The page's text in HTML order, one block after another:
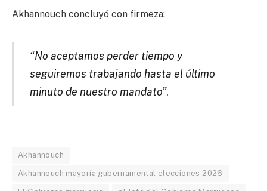
Akhannouch concluyó con firmeza:
“No aceptamos perder tiempo y
seguiremos trabajando hasta el último
minuto de nuestro mandato”.
Akhannouch
Akhannouch mayoría gubernamental elecciones 2026